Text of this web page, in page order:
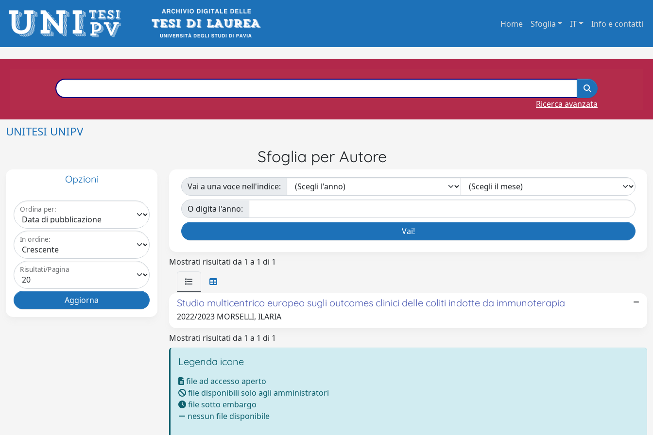
Home Sfoglia IT Info e contatti
Ricerca avanzata
UNITESI UNIPV
Sfoglia per Autore
Opzioni
Ordina per:
In ordine:
Risultati/Pagina
Vai a una voce nell'indice:
O digita l'anno:
Mostrati risultati da 1 a 1 di 1
Studio multicentrico europeo sugli outcomes clinici delle coliti indotte da immunoterapia
2022/2023 MORSELLI, ILARIA
Mostrati risultati da 1 a 1 di 1
Legenda icone
file ad accesso aperto
file disponibili solo agli amministratori
file sotto embargo
nessun file disponibile